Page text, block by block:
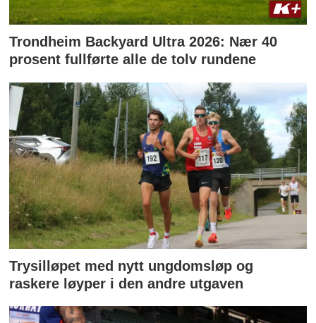
Trondheim Backyard Ultra 2026: Nær 40
prosent fullførte alle de tolv rundene
Trysilløpet med nytt ungdomsløp og
raskere løyper i den andre utgaven